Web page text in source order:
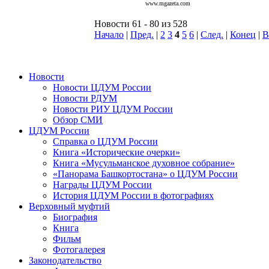
www.mgazeta.com
Новости 61 - 80 из 528
Начало | Пред. | 2 3 4 5 6 | След. | Конец |
Новости
Новости ЦДУМ России
Новости РДУМ
Новости РИУ ЦДУМ России
Обзор СМИ
ЦДУМ России
Справка о ЦДУМ России
Книга «Исторические очерки»
Книга «Мусульманское духовное собрание»
«Панорама Башкортостана» о ЦДУМ России
Награды ЦДУМ России
История ЦДУМ России в фотографиях
Верховный муфтий
Биография
Книга
Фильм
Фотогалерея
Законодательство